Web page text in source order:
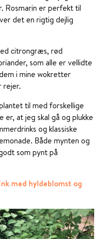
Rosmarin er perfekt til
det en rigtig dejlig
citrongræs, rød
som alle er vellidte
i mine wokretter
rejer.
til med forskellige
er, at jeg skal gå og plukke
og klassiske
Både mynten og
som pynt på
med hyldeblomst og